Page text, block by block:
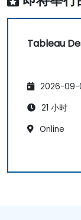
Tableau
2026-09-
21 小时
Online